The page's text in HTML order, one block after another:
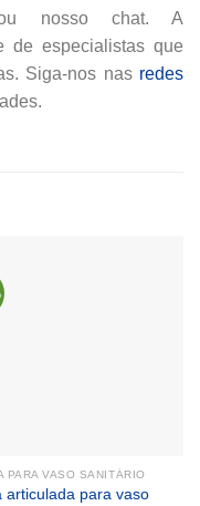
ou nosso chat. A
de especialistas que
Siga-nos nas redes
PARA VASO SANITÁRIO
articulada para vaso